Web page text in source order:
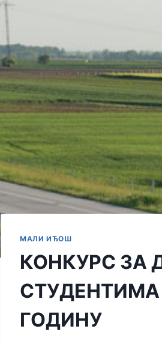
МАЛИ ИЂОШ
КОНКУРС ЗА
ГОДИНУ